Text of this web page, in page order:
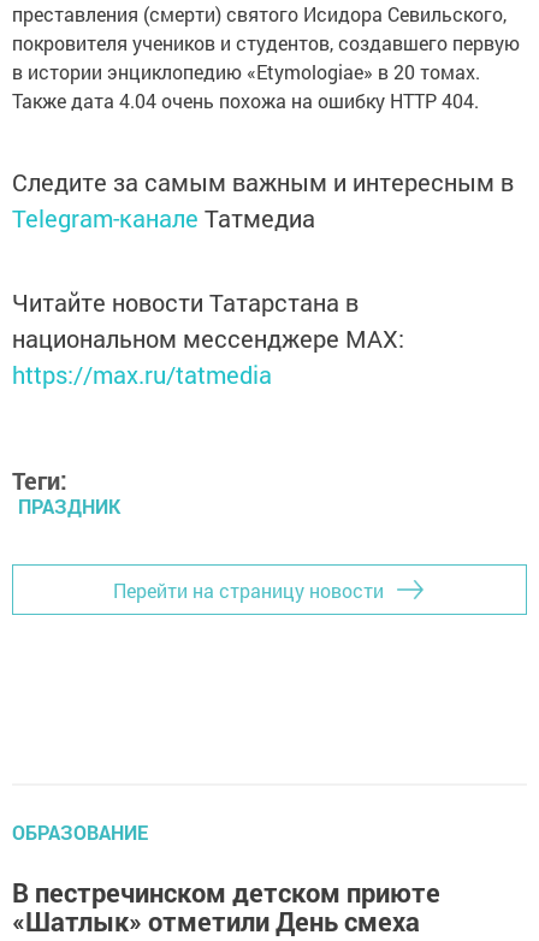
преставления (смерти) святого Исидора Севильского,
покровителя учеников и студентов, создавшего первую
в истории энциклопедию «Etymologiae» в 20 томах.
Также дата 4.04 очень похожа на ошибку HTTP 404.
Следите за самым важным и интересным в
Telegram-канале Татмедиа
Читайте новости Татарстана в
национальном мессенджере MАХ:
https://max.ru/tatmedia
Теги:
ПРАЗДНИК
Перейти на страницу новости
ОБРАЗОВАНИЕ
В пестречинском детском приюте
«Шатлык» отметили День смеха